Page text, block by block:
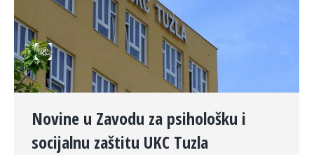
Novine u Zavodu za psihološku i
socijalnu zaštitu UKC Tuzla